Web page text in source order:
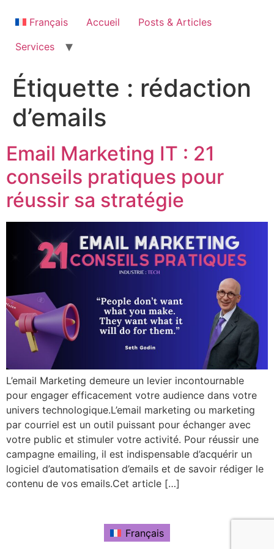
Français Accueil
Posts & Articles
Services
Étiquette : rédaction
d’emails
Email Marketing IT : 21
conseils pratiques pour
réussir sa stratégie
L’email Marketing demeure un levier incontournable
pour engager efficacement votre audience dans votre
univers technologique.L’email marketing ou marketing
par courriel est un outil puissant pour échanger avec
votre public et stimuler votre activité. Pour réussir une
campagne emailing, il est indispensable d’acquérir un
logiciel d’automatisation d’emails et de savoir rédiger le
contenu de vos emails.Cet article […]
Français